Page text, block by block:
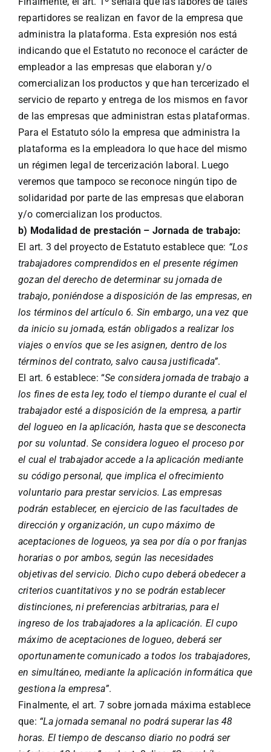
repartidores se realizan en favor de la empresa que
administra la plataforma. Esta expresión nos está
indicando que el Estatuto no reconoce el carácter de
empleador a las empresas que elaboran y/o
comercializan los productos y que han tercerizado el
servicio de reparto y entrega de los mismos en favor
de las empresas que administran estas plataformas.
Para el Estatuto sólo la empresa que administra la
plataforma es la empleadora lo que hace del mismo
un régimen legal de tercerización laboral. Luego
veremos que tampoco se reconoce ningún tipo de
solidaridad por parte de las empresas que elaboran
y/o comercializan los productos.
b) Modalidad de prestación – Jornada de trabajo:
El art. 3 del proyecto de Estatuto establece que: “Los
trabajadores comprendidos en el presente régimen
gozan del derecho de determinar su jornada de
trabajo, poniéndose a disposición de las empresas, en
los términos del artículo 6. Sin embargo, una vez que
da inicio su jornada, están obligados a realizar los
viajes o envíos que se les asignen, dentro de los
términos del contrato, salvo causa justificada”.
El art. 6 establece: “Se considera jornada de trabajo a
los fines de esta ley, todo el tiempo durante el cual el
trabajador esté a disposición de la empresa, a partir
del logueo en la aplicación, hasta que se desconecta
por su voluntad. Se considera logueo el proceso por
el cual el trabajador accede a la aplicación mediante
su código personal, que implica el ofrecimiento
voluntario para prestar servicios. Las empresas
podrán establecer, en ejercicio de las facultades de
dirección y organización, un cupo máximo de
aceptaciones de logueos, ya sea por día o por franjas
horarias o por ambos, según las necesidades
objetivas del servicio. Dicho cupo deberá obedecer a
criterios cuantitativos y no se podrán establecer
distinciones, ni preferencias arbitrarias, para el
ingreso de los trabajadores a la aplicación. El cupo
máximo de aceptaciones de logueo, deberá ser
oportunamente comunicado a todos los trabajadores,
en simultáneo, mediante la aplicación informática que
gestiona la empresa”.
Finalmente, el art. 7 sobre jornada máxima establece
que: “La jornada semanal no podrá superar las 48
horas. El tiempo de descanso diario no podrá ser